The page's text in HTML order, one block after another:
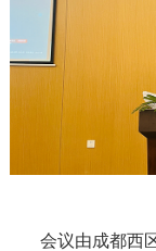
会议由成都西